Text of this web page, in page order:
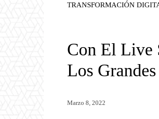
TRANSFORMACIÓN
Con El Live
Los
Marzo 8, 2022